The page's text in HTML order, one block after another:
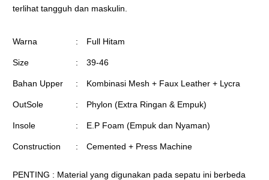
terlihat tangguh dan maskulin.
Warna : Full Hitam
Size : 39-46
Bahan Upper : Kombinasi Mesh + Faux Leather + Lycra
OutSole : Phylon (Extra Ringan & Empuk)
Insole : E.P Foam (Empuk dan Nyaman)
Construction : Cemented + Press Machine
PENTING : Material yang digunakan pada sepatu ini berbeda